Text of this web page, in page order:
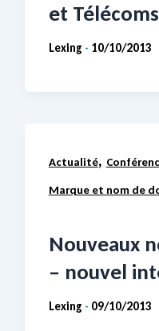
et
Lexing - 10/10/2013
Actualité,
Marque et nom de
Nouveaux
– nouvel
Lexing - 09/10/2013